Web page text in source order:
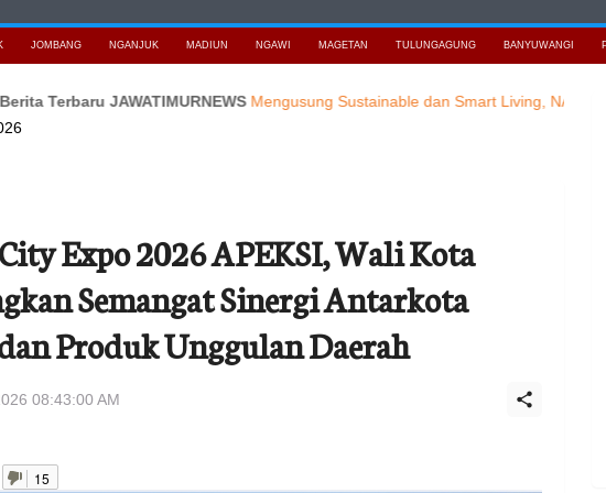
JOMBANG NGANJUK MADIUN NGAWI MAGETAN TULUNGAGUNG BANYUWANGI
JAWATIMURNEWS Mengusung Sustainable dan Smart Living, NARALOKA
Expo 2026 APEKSI, Wali Kota
Semangat Sinergi Antarkota
Produk Unggulan Daerah
08:43:00 AM
15